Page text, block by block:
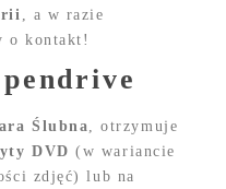
, a w razie
o kontakt!
Ślubna
, otrzymuje
DVD(w wariancie
zdjęć) lub na